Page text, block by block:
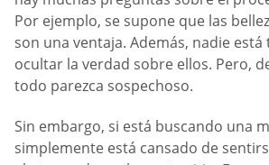
Por ejemplo, se supone que las
son una ventaja. Además, nadie
ocultar la verdad sobre ellos. Pero,
todo parezca sospechoso.
Sin embargo, si está buscando una
simplemente está cansado de